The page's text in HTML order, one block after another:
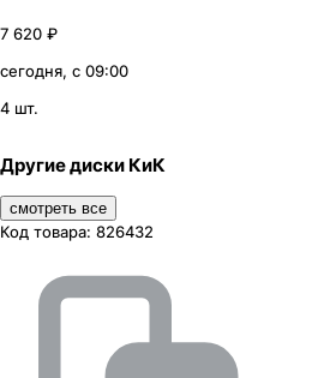
7 620 ₽
сегодня, с 09:00
4 шт.
Другие диски КиК
смотреть все
Код товара: 826432